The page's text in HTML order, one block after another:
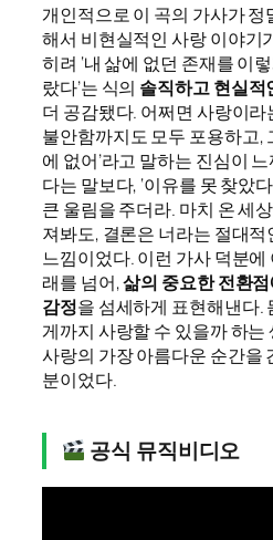
개인적으로 이 곡의 가사가 정
해서 비현실적인 사랑 이야기
히려 ‘내 삶에 없던 존재를 이
랐다’는 식의 솔직하고 현실적
더 공감됐다. 어쩌면 사랑이
불안함까지도 모두 포용하고,
에 없어’라고 말하는 진심이
다는 말보다, ‘이유를 못 찾았
큰 울림을 주더라. 마치 온 세
져봐도, 결론은 너라는 절대
느낌이었다. 이런 가사 덕분에
래를 넘어,삶의 중요한 전환
감정을 섬세하게 표현해낸다.
게까지 사랑할 수 있을까 하는
사랑의 가장 아름다운 순간을
분이었다.
공식 뮤직비디오